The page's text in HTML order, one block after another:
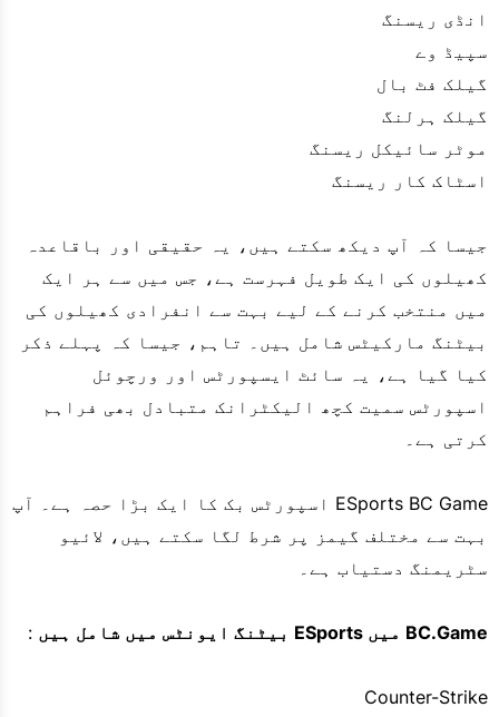
انڈی ریسنگ
سپیڈ وے
گیلک فٹ بال
گیلک ہرلنگ
موٹر سائیکل ریسنگ
اسٹاک کار ریسنگ
جیسا کہ آپ دیکھ سکتے ہیں، یہ حقیقی اور باقاعدہ
کھیلوں کی ایک طویل فہرست ہے، جس میں سے ہر ایک
میں منتخب کرنے کے لیے بہت سے انفرادی کھیلوں کی
بیٹنگ مارکیٹس شامل ہیں۔ تاہم، جیسا کہ پہلے ذکر
کیا گیا ہے، یہ سائٹ ایسپورٹس اور ورچوئل
اسپورٹس سمیت کچھ الیکٹرانک متبادل بھی فراہم
کرتی ہے۔
ESports BC Game اسپورٹس بک کا ایک بڑا حصہ ہے۔ آپ
بہت سے مختلف گیمز پر شرط لگا سکتے ہیں، لائیو
سٹریمنگ دستیاب ہے۔
BC.Game میں ESports بیٹنگ ایونٹس میں شامل ہیں :
Counter-Strike